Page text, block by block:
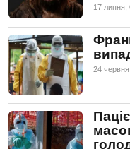
17 липня,
24